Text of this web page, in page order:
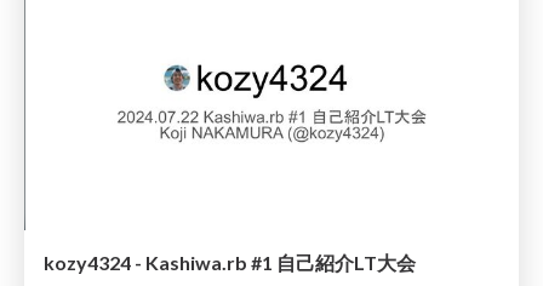
kozy4324 - Kashiwa.rb #1 自己紹介LT大会